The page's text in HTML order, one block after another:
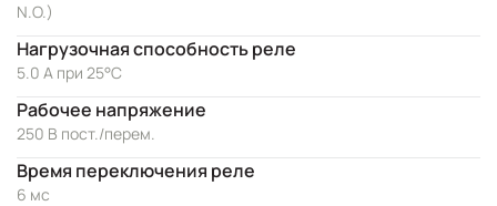
N.O.)
Нагрузочная способность реле
5.0 А при 25°C
Рабочее напряжение
250 В пост./перем.
Время переключения реле
6 мс